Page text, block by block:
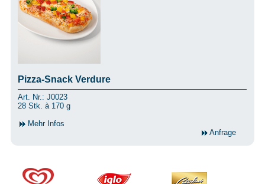
Pizza-Snack Verdure
Art. Nr.: J0023
28 Stk. à 170 g
Mehr Infos
Anfrage